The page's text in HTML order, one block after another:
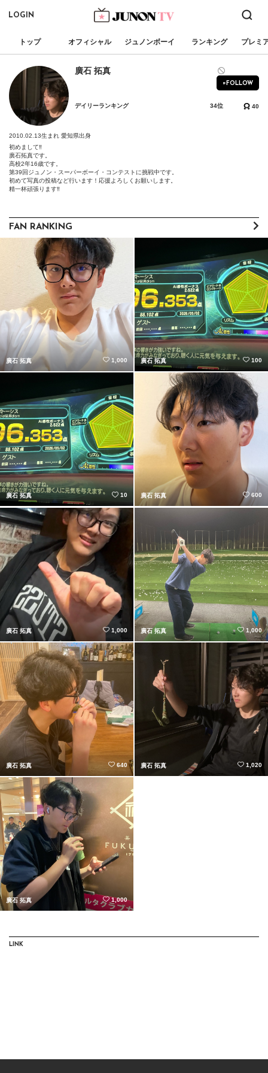
LOGIN
トップ オフィシャル ジュノンボーイ ランキング プレミ
廣石 拓真
+FOLLOW
デイリーランキング 34位 40
2010.02.13生まれ 愛知県出身
初めまして‼️
廣石拓真です。
高校2年16歳です。
第39回ジュノン・スーパーボーイ・コンテストに挑戦中です。
初めて写真の投稿など行います！応援よろしくお願いします。
精一杯頑張ります‼️
FAN RANKING
廣石 拓真 1,000 廣石 拓真 100
廣石 拓真 10 廣石 拓真 600
廣石 拓真 1,000 廣石 拓真 1,000
廣石 拓真 640 廣石 拓真 1,020
廣石 拓真 1,000
LINK